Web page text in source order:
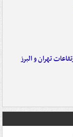
تهران و البرز